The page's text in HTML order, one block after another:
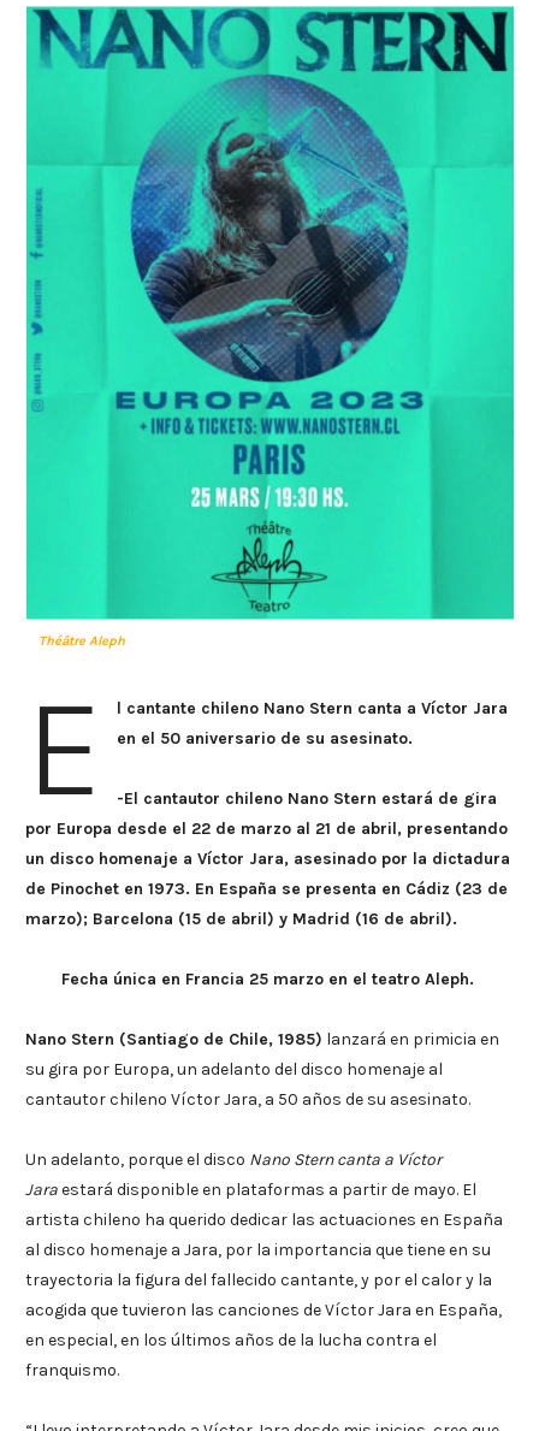
Théâtre Aleph
E
l cantante chileno Nano Stern canta a Víctor Jara
en el 50 aniversario de su asesinato.
-El cantautor chileno Nano Stern estará de gira
por Europa desde el 22 de marzo al 21 de abril, presentando
un disco homenaje a Víctor Jara, asesinado por la dictadura
de Pinochet en 1973. En España se presenta en Cádiz (23 de
marzo); Barcelona (15 de abril) y Madrid (16 de abril).
Fecha única en Francia 25 marzo en el teatro Aleph.
Nano Stern (Santiago de Chile, 1985) lanzará en primicia en
su gira por Europa, un adelanto del disco homenaje al
cantautor chileno Víctor Jara, a 50 años de su asesinato.
Un adelanto, porque el disco Nano Stern canta a Víctor
Jaraestará disponible en plataformas a partir de mayo. El
artista chileno ha querido dedicar las actuaciones en España
al disco homenaje a Jara, por la importancia que tiene en su
trayectoria la figura del fallecido cantante, y por el calor y la
acogida que tuvieron las canciones de Víctor Jara en España,
en especial, en los últimos años de la lucha contra el
franquismo.